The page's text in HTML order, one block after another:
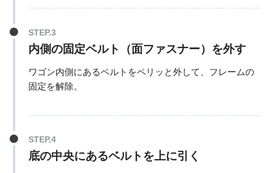
内側の固定ベルト（面ファスナー）を外す
ワゴン内側にあるベルトをペリッと外して、フレームの
固定を解除。
底の中央にあるベルトを上に引く